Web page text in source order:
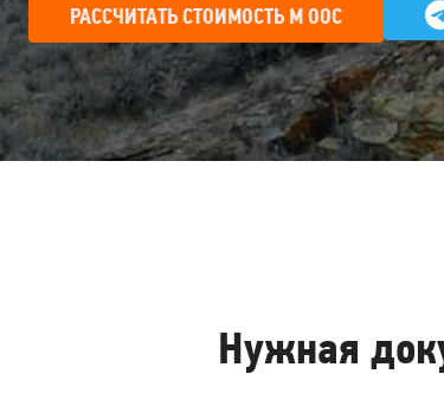
РАССЧИТАТЬ СТОИМОСТЬ М ООС
Нужная